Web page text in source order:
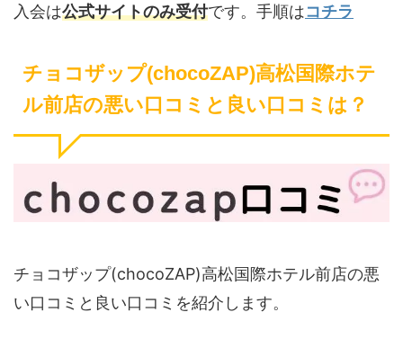
入会は公式サイトのみ受付です。手順はコチラ
チョコザップ(chocoZAP)高松国際ホテ
ル前店の悪い口コミと良い口コミは？
チョコザップ(chocoZAP)高松国際ホテル前店の悪
い口コミと良い口コミを紹介します。